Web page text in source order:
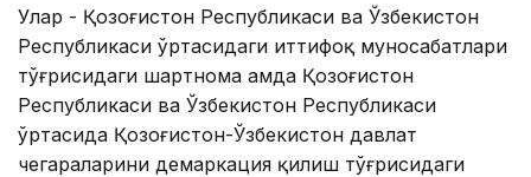
Улар - Қозоғистон Республикаси ва Ўзбекистон
Республикаси ўртасидаги иттифоқ муносабатлари
тўғрисидаги шартнома ҳамда Қозоғистон
Республикаси ва Ўзбекистон Республикаси
ўртасида Қозоғистон-Ўзбекистон давлат
чегараларини демаркация қилиш тўғрисидаги